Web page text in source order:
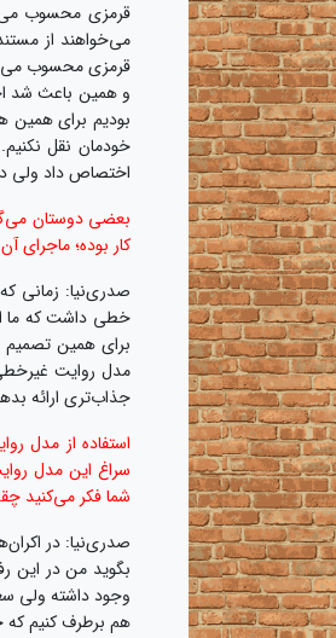
قرمزی محسوب
می‌خواهند از
قرمزی محسوب
و همین باعث شد
بودیم برای همین
خودمان نقل
اختصاص داد ولی
بعضی دوستان
کار بوده؛
خطی داشت که ما
مدل روایت
جذاب‌تری ارائه
استفاده از مدل
سراغ این مدل
شما فکر می‌کنید
صدری‌نیا: در
بگوید من در این
وجود داشته ولی
هم برطرف کنیم که